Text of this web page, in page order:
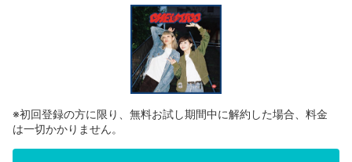
※初回登録の方に限り、無料お試し期間中に解約した場合、料金
は一切かかりません。